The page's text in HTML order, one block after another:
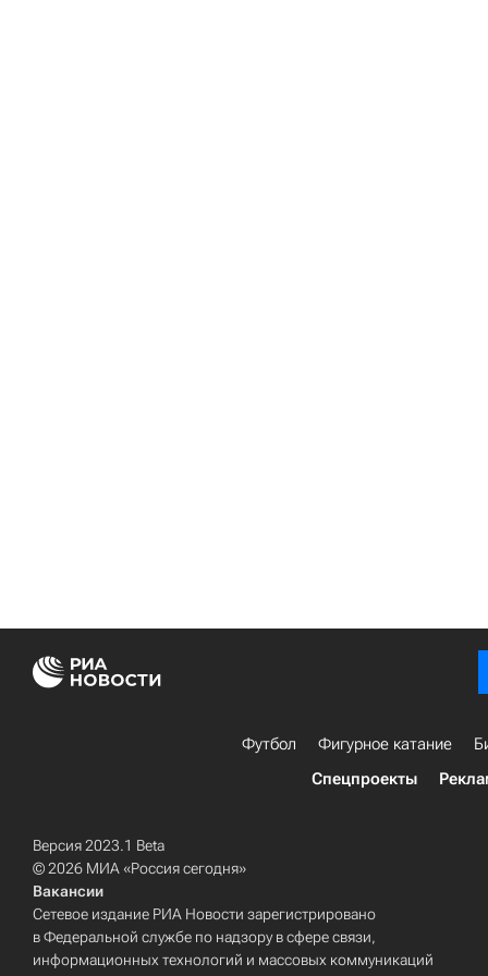
Футбол Фигурное катание
Спецпроекты
Версия 2023.1 Beta
© 2026 МИА «Россия сегодня»
Вакансии
Сетевое издание РИА Новости зарегистрировано
в Федеральной службе по надзору в сфере связи,
информационных технологий и массовых коммуникаций